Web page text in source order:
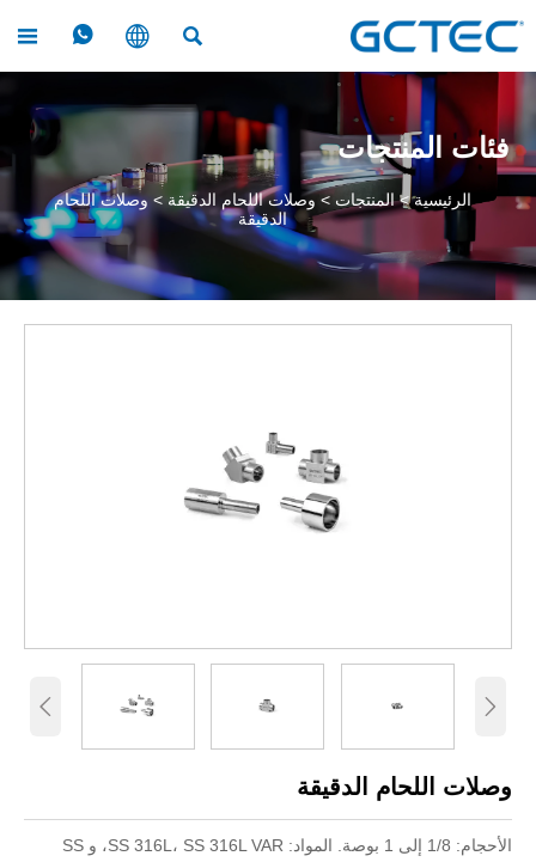




فئات المنتجات
الرئيسية>المنتجات>وصلات اللحام الدقيقة >وصلات اللحام
الدقيقة
 
وصلات اللحام الدقيقة
الأحجام: 1/8 إلى 1 بوصة. المواد: SS 316L، SS 316L VAR، و SS